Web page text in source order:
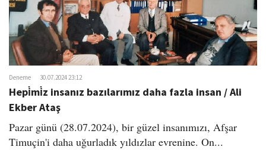
Deneme 30.07.2024 23:12
Hepi̇mi̇z insanız bazılarımız daha fazla insan / Ali
Ekber Ataş
Pazar günü (28.07.2024), bir güzel insanımızı, Afşar
Timuçin'i daha uğurladık yıldızlar evrenine. On...